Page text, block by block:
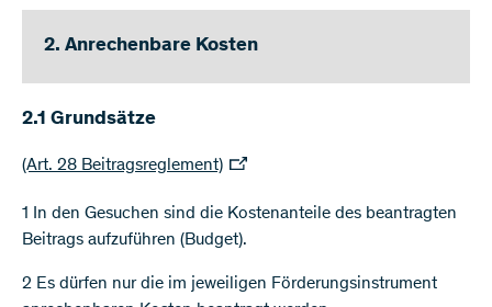
2. Anrechenbare Kosten
2.1 Grundsätze
(Art. 28 Beitragsreglement)
1 In den Gesuchen sind die Kostenanteile des beantragten
Beitrags aufzuführen (Budget).
2 Es dürfen nur die im jeweiligen Förderungsinstrument